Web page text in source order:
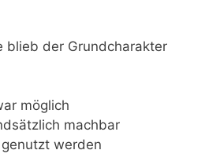
blieb der Grundcharakter
möglich
machbar
werden